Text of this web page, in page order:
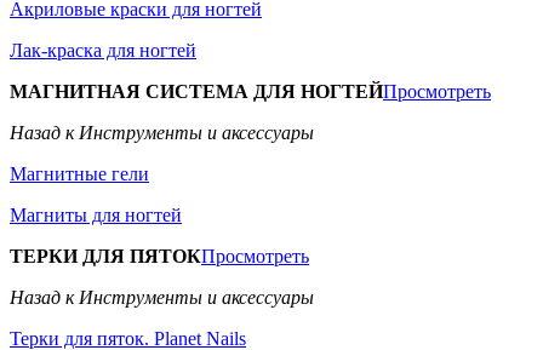
Акриловые краски для ногтей
Лак-краска для ногтей
МАГНИТНАЯ СИСТЕМА ДЛЯ НОГТЕЙПросмотреть
Назад к Инструменты и аксессуары
Магнитные гели
Магниты для ногтей
ТЕРКИ ДЛЯ ПЯТОКПросмотреть
Назад к Инструменты и аксессуары
Терки для пяток. Planet Nails